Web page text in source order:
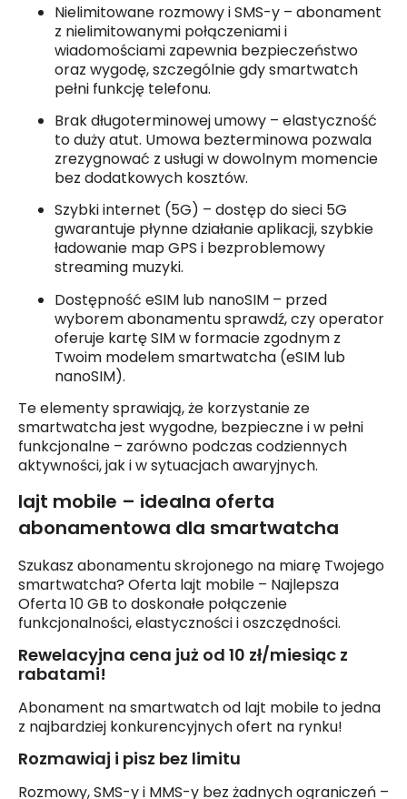
Nielimitowane rozmowy i SMS-y – abonament
z nielimitowanymi połączeniami i
wiadomościami zapewnia bezpieczeństwo
oraz wygodę, szczególnie gdy smartwatch
pełni funkcję telefonu.
Brak długoterminowej umowy – elastyczność
to duży atut. Umowa bezterminowa pozwala
zrezygnować z usługi w dowolnym momencie
bez dodatkowych kosztów.
Szybki internet (5G) – dostęp do sieci 5G
gwarantuje płynne działanie aplikacji, szybkie
ładowanie map GPS i bezproblemowy
streaming muzyki.
Dostępność eSIM lub nanoSIM – przed
wyborem abonamentu sprawdź, czy operator
oferuje kartę SIM w formacie zgodnym z
Twoim modelem smartwatcha (eSIM lub
nanoSIM).
Te elementy sprawiają, że korzystanie ze
smartwatcha jest wygodne, bezpieczne i w pełni
funkcjonalne – zarówno podczas codziennych
aktywności, jak i w sytuacjach awaryjnych.
lajt mobile – idealna oferta
abonamentowa dla smartwatcha
Szukasz abonamentu skrojonego na miarę Twojego
smartwatcha? Oferta lajt mobile – Najlepsza
Oferta 10 GB to doskonałe połączenie
funkcjonalności, elastyczności i oszczędności.
Rewelacyjna cena już od 10 zł/miesiąc z
rabatami!
Abonament na smartwatch od lajt mobile to jedna
z najbardziej konkurencyjnych ofert na rynku!
Rozmawiaj i pisz bez limitu
Rozmowy, SMS-y i MMS-y bez żadnych ograniczeń –